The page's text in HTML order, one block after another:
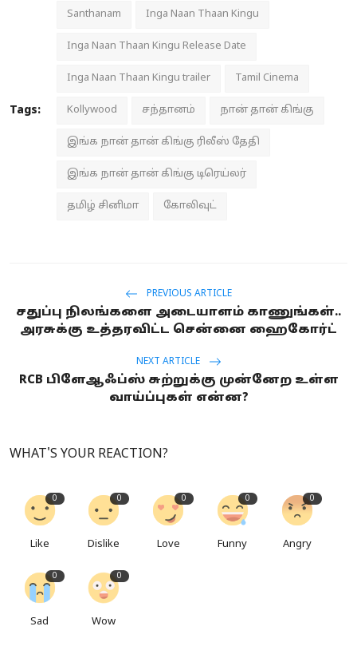
Tags:
Santhanam Inga Naan Thaan Kingu
Inga Naan Thaan Kingu Release Date
Inga Naan Thaan Kingu trailer Tamil Cinema
Kollywood சந்தானம் நான் தான் கிங்கு
இங்க நான் தான் கிங்கு ரிலீஸ் தேதி
இங்க நான் தான் கிங்கு டிரெய்லர்
தமிழ் சினிமா கோலிவுட்
PREVIOUS ARTICLE
சதுப்பு நிலங்களை அடையாளம் காணுங்கள்..
அரசுக்கு உத்தரவிட்ட சென்னை ஹைகோர்ட்
NEXT ARTICLE
RCB பிளேஆஃப்ஸ் சுற்றுக்கு முன்னேற உள்ள
வாய்ப்புகள் என்ன?
WHAT'S YOUR REACTION?
0
Like
0
Dislike
0
Love
0
Funny
0
Angry
0
Sad
0
Wow